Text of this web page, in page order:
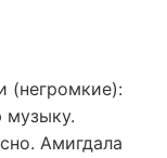
(негромкие):
Амигдала